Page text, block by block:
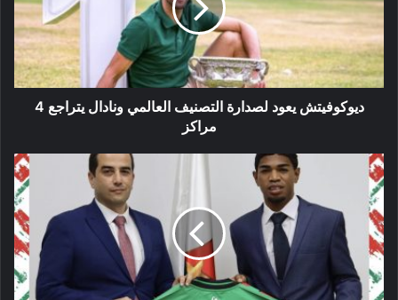
العالمي
ونادال
يتراجع
4
مراكز
ديوكوفيتش يعود لصدارة التصنيف العالمي ونادال يتراجع 4
مراكز
هداف
الشان
يوقع
لمولودية
الجزائر